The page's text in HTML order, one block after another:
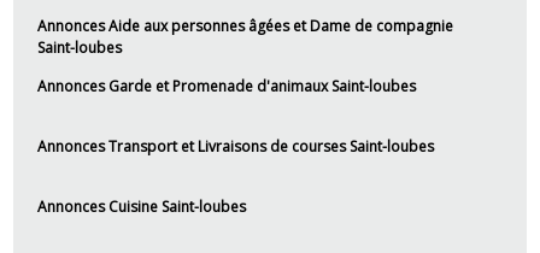
Annonces Aide aux personnes âgées et Dame de compagnie
Saint-loubes
Annonces Garde et Promenade d'animaux Saint-loubes
Annonces Transport et Livraisons de courses Saint-loubes
Annonces Cuisine Saint-loubes